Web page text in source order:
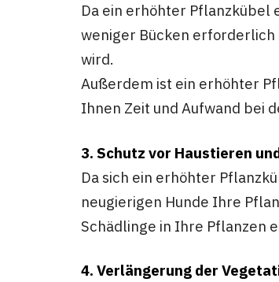
Da ein erhöhter
weniger Bücken erforderlich
wird.
Außerdem ist ein erhöhter
Ihnen Zeit und Aufwand bei
3. Schutz vor Haustieren
Da sich ein erhöhter
neugierigen Hunde Ihre
Schädlinge in Ihre Pflanzen
4. Verlängerung der